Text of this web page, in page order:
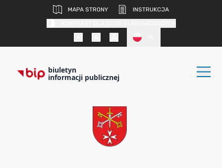
MAPA STRONY
INSTRUKCJA
biuletyn
informacji publicznej